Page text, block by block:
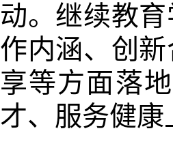
动。继续教
作内涵、创
享等方面落
才、服务健